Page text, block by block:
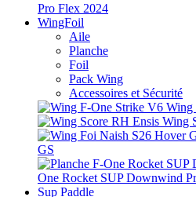
Pro Flex 2024
WingFoil
Aile
Planche
Foil
Pack Wing
Accessoires et Sécurité
Wing
Wing
GS
One Rocket SUP Downwind
Sup Paddle